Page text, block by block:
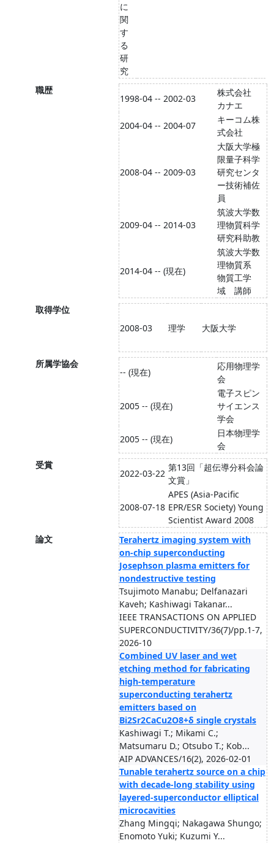
に
関
す
る
研
究
職歴
1998-04 -- 2002-03
株式会社
カナエ
2004-04 -- 2004-07
キーコム株
式会社
2008-04 -- 2009-03
大阪大学極
限量子科学
研究センタ
ー技術補佐
員
2009-04 -- 2014-03
筑波大学数
理物質科学
研究科助教
2014-04 -- (現在)
筑波大学数
理物質系
物質工学
域 講師
取得学位
2008-03
理学 大阪大学
所属学協会
-- (現在)
応用物理学
会
2005 -- (現在)
電子スピン
サイエンス
学会
2005 -- (現在)
日本物理学
会
受賞
2022-03-22
第13回「超伝導分科会論
文賞」
2008-07-18
APES (Asia-Pacific
EPR/ESR Society) Young
Scientist Award 2008
論文
Terahertz imaging system with
on-chip superconducting
Josephson plasma emitters for
nondestructive testing
Tsujimoto Manabu; Delfanazari
Kaveh; Kashiwagi Takanar...
IEEE TRANSACTIONS ON APPLIED
SUPERCONDUCTIVITY/36(7)/pp.1-7,
2026-10
Combined UV laser and wet
etching method for fabricating
high-temperature
superconducting terahertz
emitters based on
Bi2Sr2CaCu2O8+δ single crystals
Kashiwagi T.; Mikami C.;
Matsumaru D.; Otsubo T.; Kob...
AIP ADVANCES/16(2), 2026-02-01
Tunable terahertz source on a chip
with decade-long stability using
layered-superconductor elliptical
microcavities
Zhang Mingqi; Nakagawa Shungo;
Enomoto Yuki; Kuzumi Y...